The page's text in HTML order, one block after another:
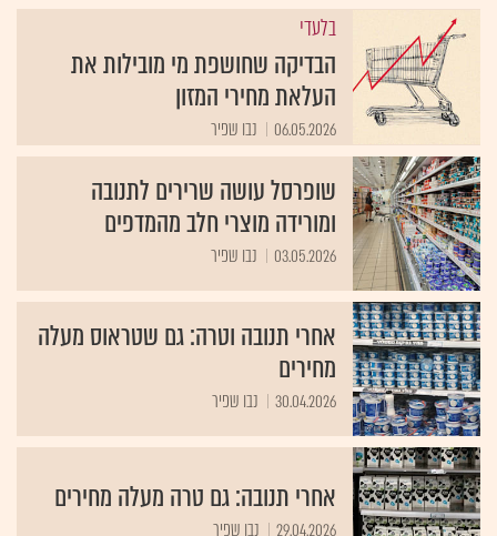
בלעדי
הבדיקה שחושפת מי מובילות את
העלאת מחירי המזון
06.05.2026 נבו שפיר
שופרסל עושה שרירים לתנובה
ומורידה מוצרי חלב מהמדפים
03.05.2026 נבו שפיר
אחרי תנובה וטרה: גם שטראוס מעלה
מחירים
30.04.2026 נבו שפיר
אחרי תנובה: גם טרה מעלה מחירים
29.04.2026 נבו שפיר